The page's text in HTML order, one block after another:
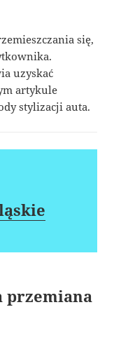
się,
uzyskać
artykule
stylizacji auta.
przemiana